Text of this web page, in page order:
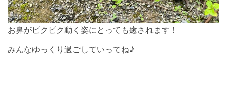
お鼻がピクピク動く姿にとっても癒されます！
みんなゆっくり過ごしていってね♪